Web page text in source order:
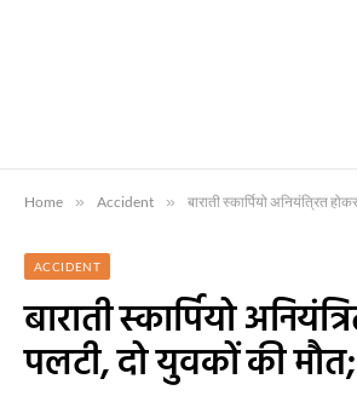
Home » Accident » बाराती स्कार्पियो अनियंत्रित होकर
ACCIDENT
बाराती स्कार्पियो
पलटी, दो युवकों की